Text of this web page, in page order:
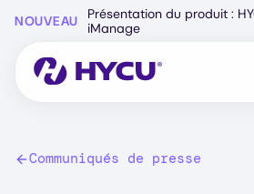
content
NOUVEAU
Présentation du produit :
iManage
Communiqués de presse